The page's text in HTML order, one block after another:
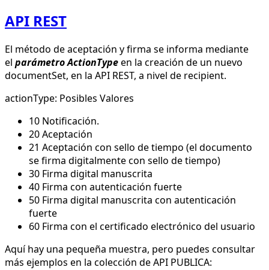
API REST
El método de aceptación y firma se informa mediante
el parámetro ActionTypeen la creación de un nuevo
documentSet, en la API REST, a nivel de recipient.
actionType: Posibles Valores
10 Notificación.
20 Aceptación
21 Aceptación con sello de tiempo (el documento
se firma digitalmente con sello de tiempo)
30 Firma digital manuscrita
40 Firma con autenticación fuerte
50 Firma digital manuscrita con autenticación
fuerte
60 Firma con el certificado electrónico del usuario
Aquí hay una pequeña muestra, pero puedes consultar
más ejemplos en la colección de API PUBLICA: